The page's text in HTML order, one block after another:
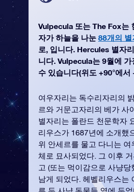
Vulpecula 또는 The Fox는
자가 하늘을 나눈 88개의 별
로, 입니다. Hercules 별자
니다. Vulpecula는 9월에 가
수 있습니다(위도 +90°에서
여우자리는 독수리자리의
르와 거문고자리의 베가 사
별자리는 폴란드 천문학자
리우스가 1687년에 소개했
위 안세르를 물고 다니는 여
체로 묘사되었다. 그 이후
고 (또는 먹이감으로 사냥당
남게 되었다. 헤벨리우스는